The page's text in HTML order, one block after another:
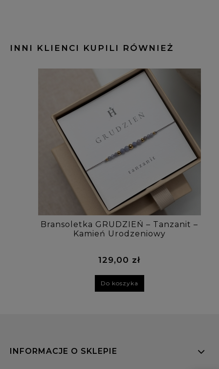
INNI KLIENCI KUPILI RÓWNIEŻ
Bransoletka GRUDZIEŃ – Tanzanit –
Kamień Urodzeniowy
129,00 zł
Do koszyka
INFORMACJE O SKLEPIE